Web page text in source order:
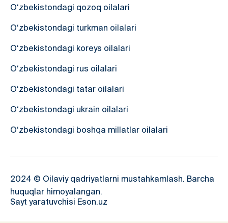
O‘zbekistondagi qozoq oilalari
O‘zbekistondagi turkman oilalari
O‘zbekistondagi koreys oilalari
O‘zbekistondagi rus oilalari
O‘zbekistondagi tatar oilalari
O‘zbekistondagi ukrain oilalari
O‘zbekistondagi boshqa millatlar oilalari
2024 © Oilaviy qadriyatlarni mustahkamlash. Barcha
huquqlar himoyalangan.
Sayt yaratuvchisi Eson.uz